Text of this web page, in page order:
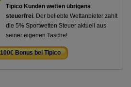
Tipico Kunden wetten übrigens
steuerfrei. Der beliebte Wettanbieter zahlt
die 5% Sportwetten Steuer aktuell aus
seiner eigenen Tasche!
100€ Bonus bei Tipico